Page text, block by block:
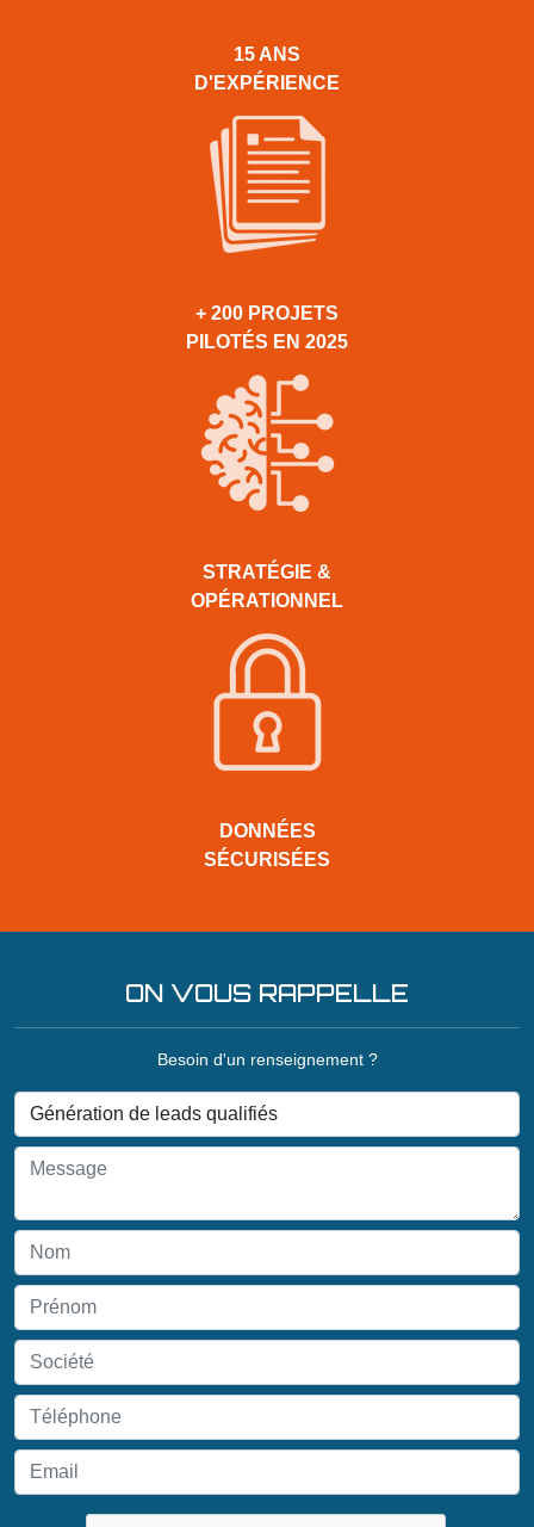
15 ANS
D'EXPÉRIENCE
+ 200 PROJETS
PILOTÉS EN 2025
STRATÉGIE &
OPÉRATIONNEL
DONNÉES
SÉCURISÉES
ON VOUS RAPPELLE
Besoin d'un renseignement ?